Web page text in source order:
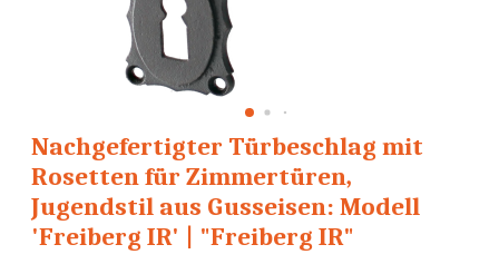
Nachgefertigter Türbeschlag mit
Rosetten für Zimmertüren,
Jugendstil aus Gusseisen: Modell
'Freiberg IR' | "Freiberg IR"